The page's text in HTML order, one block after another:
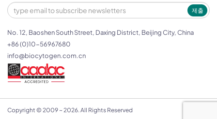
제출
No. 12, Baoshen South Street, Daxing District, Beijing City, China
+86 (0)10-56967680
info@biocytogen.com.cn
Copyright © 2009 ~ 2026. All Rights Reserved